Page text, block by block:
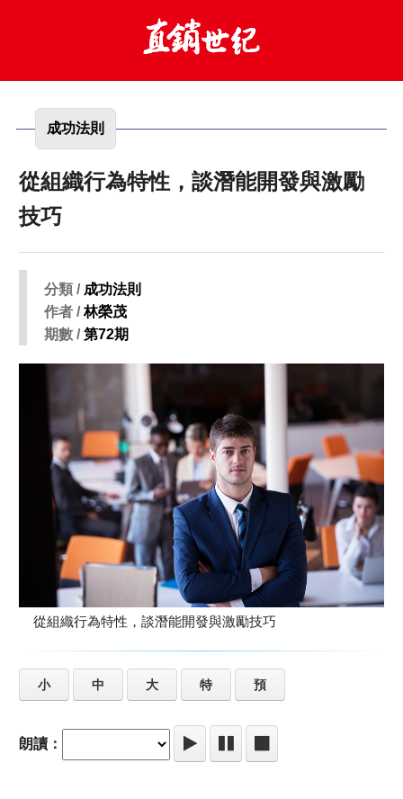
成功法則
從組織行為特性，談潛能開發與激勵
技巧
分類 / 成功法則
作者 /林榮茂
期數 /第72期
從組織行為特性，談潛能開發與激勵技巧
小 中 大 特 預
朗讀：